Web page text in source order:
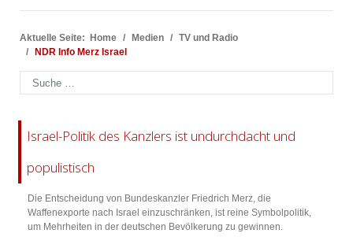
Aktuelle Seite: Home Medien
TV und Radio
NDR Info Merz Israel
Suchen
Israel-Politik des Kanzlers ist undurchdacht und
populistisch
Die Entscheidung von Bundeskanzler Friedrich Merz, die
Waffenexporte nach Israel einzuschränken, ist reine Symbolpolitik,
um Mehrheiten in der deutschen Bevölkerung zu gewinnen.